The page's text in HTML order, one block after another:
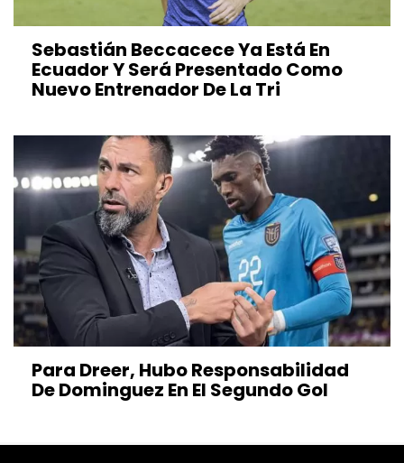
Sebastián Beccacece Ya Está En
Ecuador Y Será Presentado Como
Nuevo Entrenador De La Tri
Para Dreer, Hubo Responsabilidad
De Dominguez En El Segundo Gol